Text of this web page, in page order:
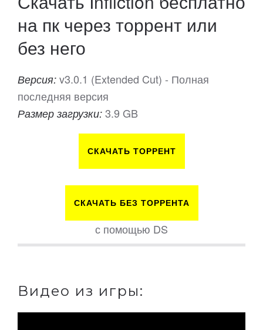
на пк через торрент или
без него
Версия: v3.0.1 (Extended Cut) - Полная
последняя версия
Размер загрузки: 3.9 GB
СКАЧАТЬ ТОРРЕНТ
СКАЧАТЬ БЕЗ ТОРРЕНТА
с помощью DS
Видео из игры: